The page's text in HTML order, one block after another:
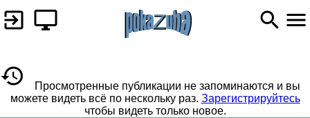
Просмотренные публикации не запоминаются и вы
можете видеть всё по нескольку раз. Зарегистрируйтесь
чтобы видеть только новое.